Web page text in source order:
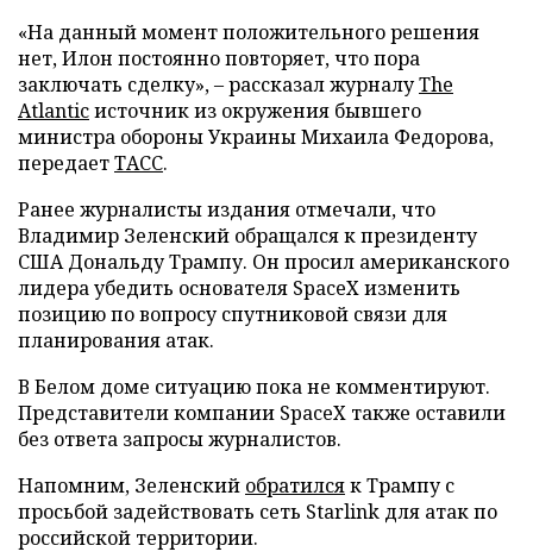
«На данный момент положительного решения
нет, Илон постоянно повторяет, что пора
заключать сделку», – рассказал журналуThe
Atlanticисточник из окружения бывшего
министра обороны Украины Михаила Федорова,
передаетТАСС.
Ранее журналисты издания отмечали, что
Владимир Зеленский обращался к президенту
США Дональду Трампу. Он просил американского
лидера убедить основателя SpaceX изменить
позицию по вопросу спутниковой связи для
планирования атак.
В Белом доме ситуацию пока не комментируют.
Представители компании SpaceX также оставили
без ответа запросы журналистов.
Напомним, Зеленский обратилсяк Трампу с
просьбой задействовать сеть Starlink для атак по
российской территории.